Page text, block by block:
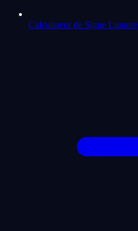
Calculateur de Signe Lunaire